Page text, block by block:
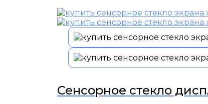
Сенсорное стекло